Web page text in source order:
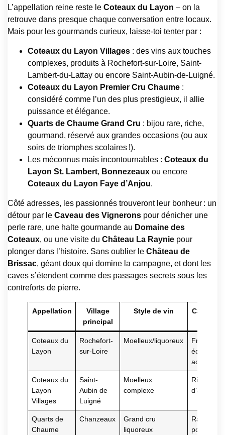
L’appellation reine reste le Coteaux du Layon – on la
retrouve dans presque chaque conversation entre locaux.
Mais pour les gourmands curieux, laisse-toi tenter par :
Coteaux du Layon Villages : des vins aux touches
complexes, produits à Rochefort-sur-Loire, Saint-
Lambert-du-Lattay ou encore Saint-Aubin-de-Luigné.
Coteaux du Layon Premier Cru Chaume :
considéré comme l’un des plus prestigieux, il allie
puissance et élégance.
Quarts de Chaume Grand Cru : bijou rare, riche,
gourmand, réservé aux grandes occasions (ou aux
soirs de triomphes scolaires !).
Les méconnus mais incontournables : Coteaux du
Layon St. Lambert, Bonnezeaux ou encore
Coteaux du Layon Faye d’Anjou.
Côté adresses, les passionnés trouveront leur bonheur : un
détour par le Caveau des Vignerons pour dénicher une
perle rare, une halte gourmande au Domaine des
Coteaux, ou une visite du Château La Raynie pour
plonger dans l’histoire. Sans oublier le Château de
Brissac, géant doux qui domine la campagne, et dont les
caves s’étendent comme des passages secrets sous les
contreforts de pierre.
Appellation
Village
principal
Style de vin
Coteaux du
Layon
Rochefort-
sur-Loire
Moelleux/liquoreux
Fruits
équilibre
acidité
Coteaux du
Layon
Villages
Saint-
Aubin de
Luigné
Moelleux
complexe
Richesse
d’arômes
Quarts de
Chaume
Chanzeaux
Grand cru
liquoreux
Rareté,
potentiel